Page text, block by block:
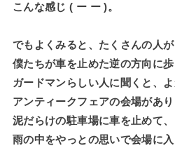
こんな感じ ( ー ー )。
でもよくみると、たくさんの人が
僕たちが車を止めた逆の方向に歩
ガードマンらしい人に聞くと、よ
アンティークフェアの会場があり
泥だらけの駐車場に車を止めて、
雨の中をやっとの思いで会場に入